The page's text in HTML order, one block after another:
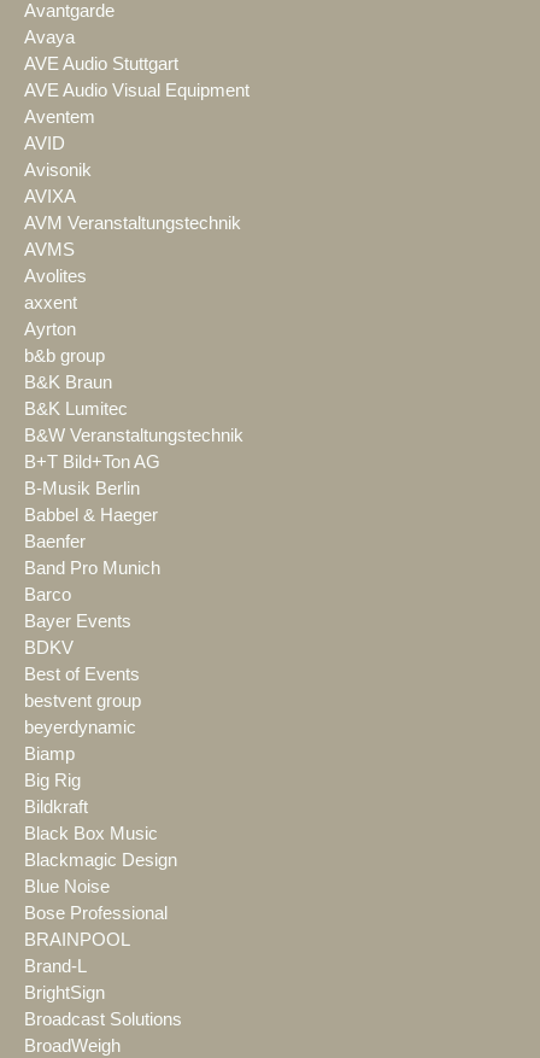
Avantgarde
Avaya
AVE Audio Stuttgart
AVE Audio Visual Equipment
Aventem
AVID
Avisonik
AVIXA
AVM Veranstaltungstechnik
AVMS
Avolites
axxent
Ayrton
b&b group
B&K Braun
B&K Lumitec
B&W Veranstaltungstechnik
B+T Bild+Ton AG
B-Musik Berlin
Babbel & Haeger
Baenfer
Band Pro Munich
Barco
Bayer Events
BDKV
Best of Events
bestvent group
beyerdynamic
Biamp
Big Rig
Bildkraft
Black Box Music
Blackmagic Design
Blue Noise
Bose Professional
BRAINPOOL
Brand-L
BrightSign
Broadcast Solutions
BroadWeigh